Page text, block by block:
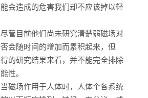
会造成的危害我们却不应该掉以轻
管目前他们尚未研究清楚弱磁场对
会随时间的增加而累积起来，但
的研究结果来看，并不能完全排除
性。
磁场作用于人体时，人体个各系统